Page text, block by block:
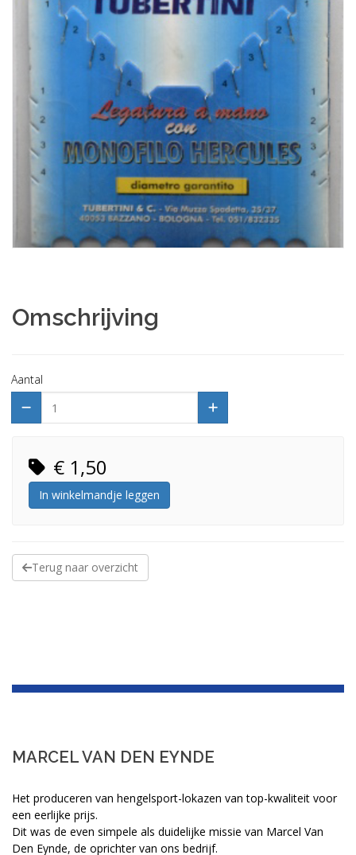
Omschrijving
Aantal
€ 1,50
In winkelmandje leggen
Terug naar overzicht
MARCEL VAN DEN EYNDE
Het produceren van hengelsport-lokazen van top-kwaliteit voor
een eerlijke prijs.
Dit was de even simpele als duidelijke missie van Marcel Van
Den Eynde, de oprichter van ons bedrijf.